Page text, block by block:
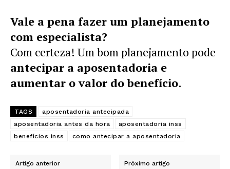
Vale a pena fazer um planejamento
com especialista?
Com certeza! Um bom planejamento pode
antecipar a aposentadoria e
aumentar o valor do benefício.
TAGS
aposentadoria antecipada
aposentadoria antes da hora
aposentadoria inss
benefícios inss
como antecipar a aposentadoria
Artigo anterior Próximo artigo